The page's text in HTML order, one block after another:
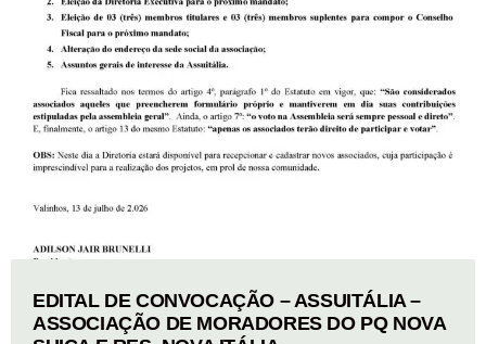
EDITAL DE CONVOCAÇÃO – ASSUITÁLIA –
ASSOCIAÇÃO DE MORADORES DO PQ NOVA